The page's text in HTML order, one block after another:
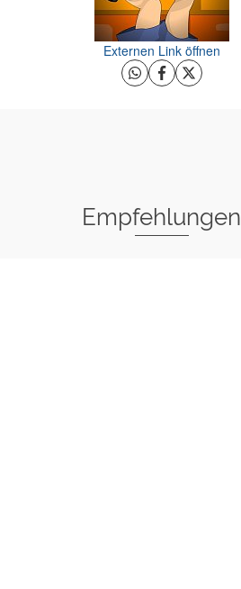
Externen Link öffnen
Empfehlungen